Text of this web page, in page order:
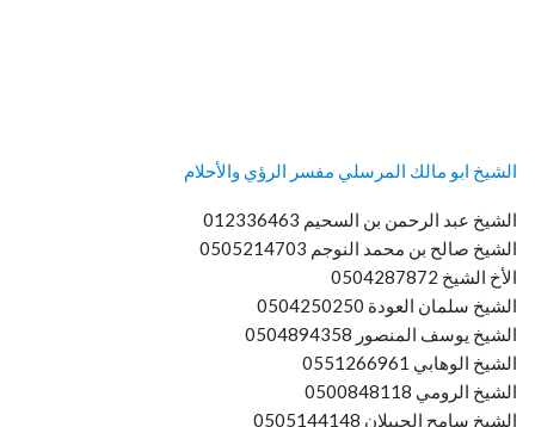
الشيخ ابو مالك المرسلي مفسر الرؤي والأحلام
الشيخ عبد الرحمن بن السحيم 012336463
الشيخ صالح بن محمد النوجم 0505214703
الأخ الشيخ 0504287872
الشيخ سلمان العودة 0504250250
الشيخ يوسف المنصور 0504894358
الشيخ الوهابي 0551266961
الشيخ الرومي 0500848118
الشيخ سامح الجبيلان 0505144148